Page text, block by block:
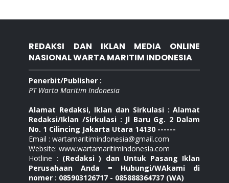
REDAKSI DAN IKLAN MEDIA ONLINE
NASIONAL WARTA MARITIM INDONESIA
Penerbit/Publisher :
PT Warta Maritim Indonesia
Alamat Redaksi, Iklan dan Sirkulasi : Alamat
Redaksi/Iklan /Sirkulasi : Jl Baru Gg. 2 Dalam
No. 1 Cilincing Jakarta Utara 14130 ------
Email : wartamaritimindonesia@gmail.com
Website: www.wartamaritimindonesia.com
Hotline : (Redaksi ) dan Untuk Pasang Iklan
Perusahaan Anda = Hubungi/WAkami di
nomer : 085903126717 - 085888364737 (WA)